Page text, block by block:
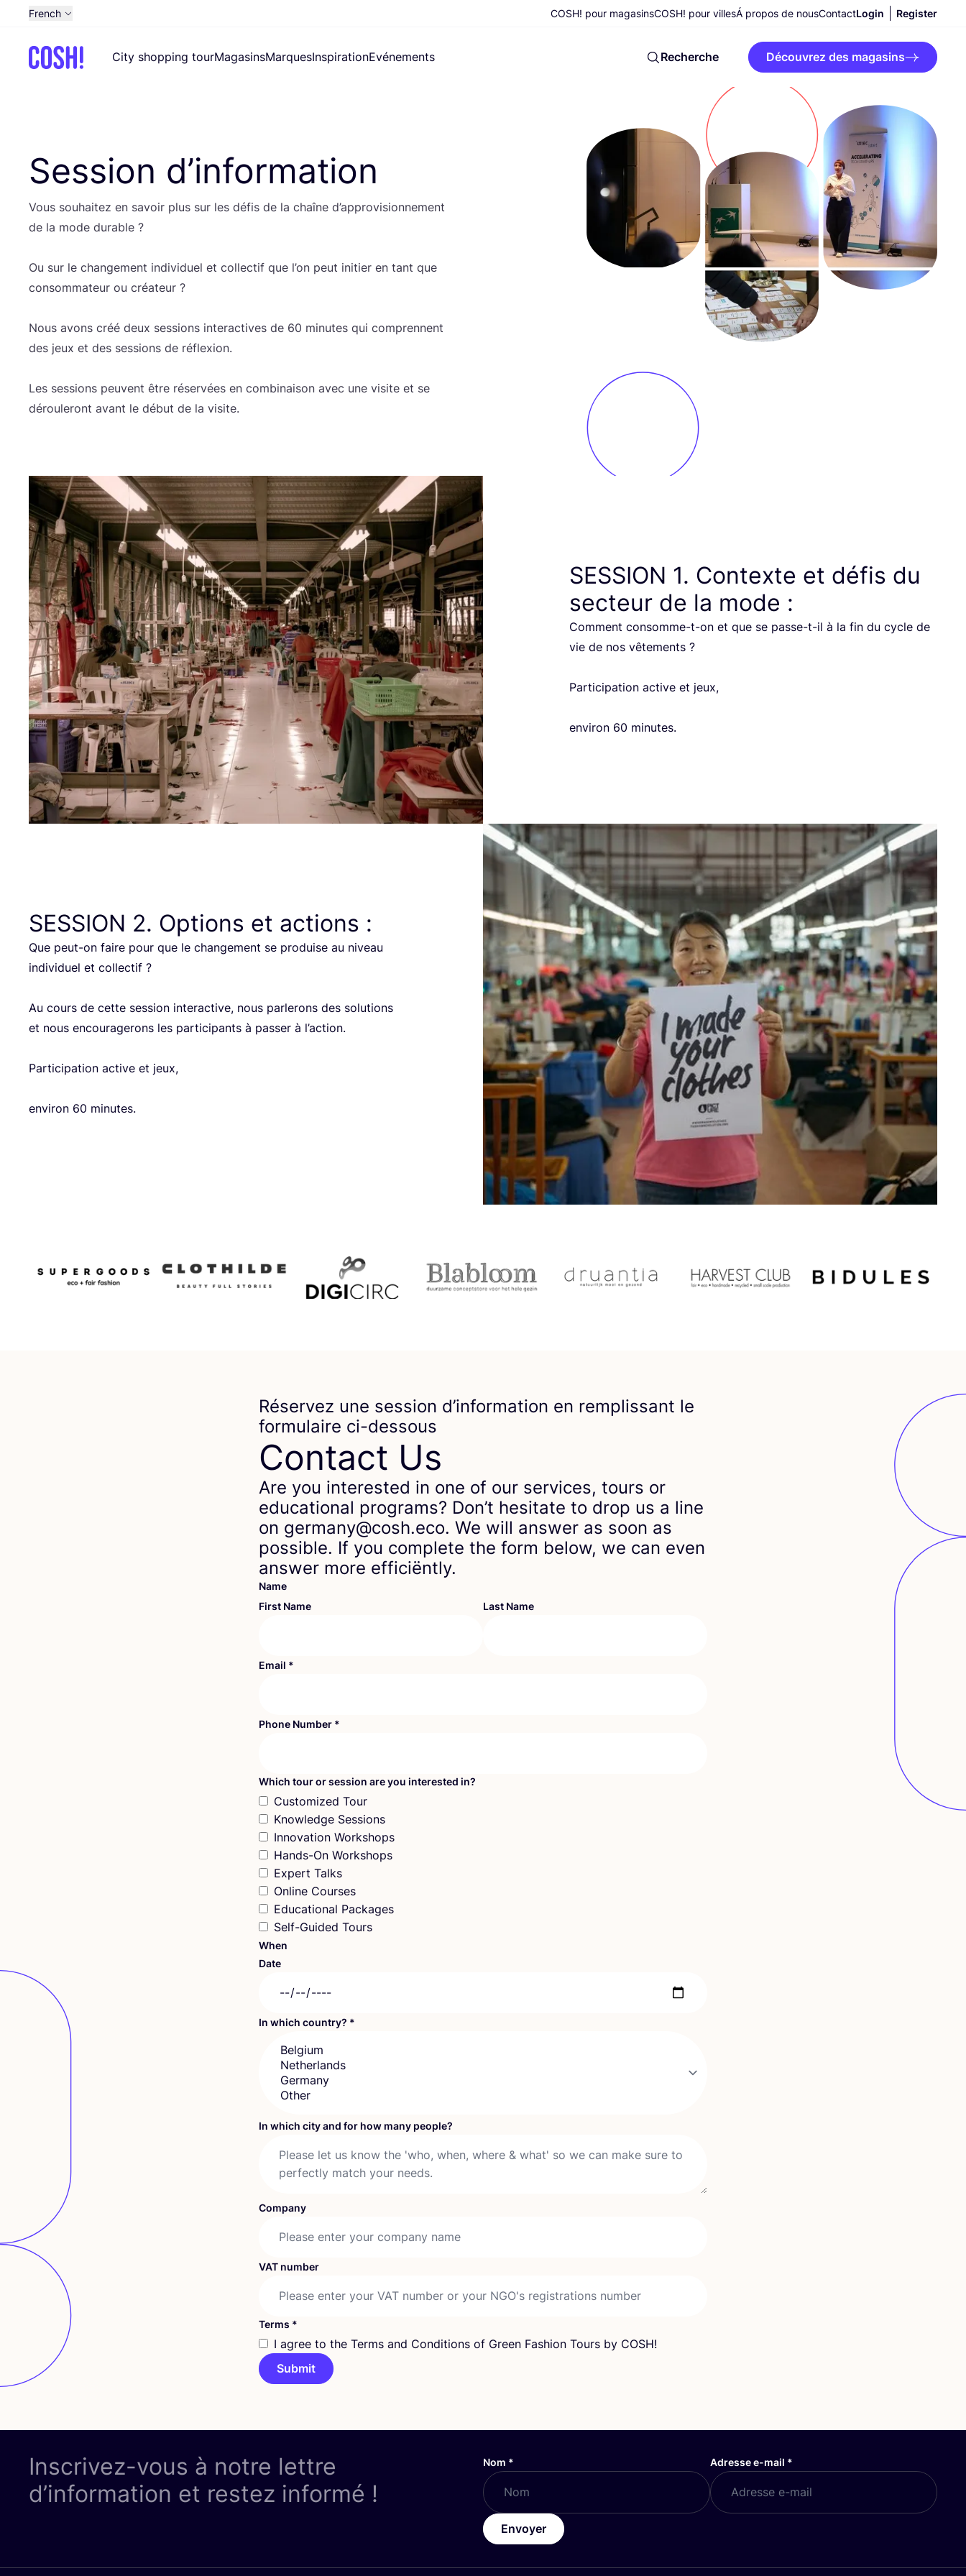
French
Dutch
COSH! pour magasinsCOSH! pour villesÁ propos de nousContactLogin Register
City shopping tourMagasinsMarquesInspirationEvénements Recherche Découvrez des magasins
Session d’information
Vous sou­hai­tez en savoir plus sur les défis de la chaîne d’ap­pro­vi­sion­ne­ment
de la mode durable ?
Ou sur le chan­ge­ment indi­vi­duel et col­lec­tif que l’on peut ini­tier en tant que
consom­ma­teur ou créa­teur ?
Nous avons créé deux ses­sions inter­ac­tives de 60 minutes qui com­prennent
des jeux et des ses­sions de réflexion.
Les ses­sions peuvent être réser­vées en com­bi­nai­son avec une visite et se
dérou­le­ront avant le début de la visite.
SESSION 1. Contexte et défis du
secteur de la mode :
Com­ment consomme-t-on et que se passe-t-il à la fin du cycle de
vie de nos vête­ments ?
Par­ti­ci­pa­tion active et jeux,
envi­ron 60 minutes.
SESSION 2. Options et actions :
Que peut-on faire pour que le chan­ge­ment se pro­duise au niveau
indi­vi­duel et col­lec­tif ?
Au cours de cette ses­sion inter­ac­tive, nous par­le­rons des solu­tions
et nous encou­ra­ge­rons les par­ti­ci­pants à pas­ser à l’ac­tion.
Par­ti­ci­pa­tion active et jeux,
envi­ron 60 minutes.
Réservez une session d’information en remplissant le
formulaire ci-dessous
Contact Us
Are you interested in one of our services, tours or
educational programs? Don’t hesitate to drop us a line
on germany@cosh.eco. We will answer as soon as
possible. If you complete the form below, we can even
answer more efficiëntly.
Name
First Name
Last Name
Email *
Phone Number *
Which tour or session are you interested in?
Customized Tour
Knowledge Sessions
Innovation Workshops
Hands-On Workshops
Expert Talks
Online Courses
Educational Packages
Self-Guided Tours
When
Date
In which country? *
In which city and for how many people?
Company
VAT number
Terms *
I agree to the Terms and Conditions of Green Fashion Tours by COSH!
Submit
Inscrivez-vous à notre lettre
d’information et restez informé !
Nom * Adresse e-mail *
Envoyer